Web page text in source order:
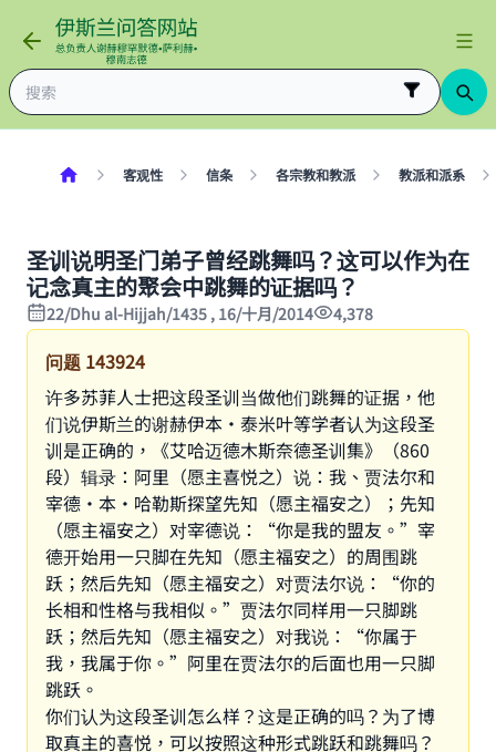
客观性 信条 各宗教和教派 教派和派系
圣训说明圣门弟子曾经跳舞吗？这可以作为在
记念真主的聚会中跳舞的证据吗？
22/Dhu al-Hijjah/1435 , 16/十月/2014 4,378
问题 143924
许多苏菲人士把这段圣训当做他们跳舞的证据，他
们说伊斯兰的谢赫伊本·泰米叶等学者认为这段圣
训是正确的，《艾哈迈德木斯奈德圣训集》（860
段）辑录：阿里（愿主喜悦之）说：我、贾法尔和
宰德·本·哈勒斯探望先知（愿主福安之）；先知
（愿主福安之）对宰德说：“你是我的盟友。”宰
德开始用一只脚在先知（愿主福安之）的周围跳
跃；然后先知（愿主福安之）对贾法尔说：“你的
长相和性格与我相似。”贾法尔同样用一只脚跳
跃；然后先知（愿主福安之）对我说：“你属于
我，我属于你。”阿里在贾法尔的后面也用一只脚
跳跃。
你们认为这段圣训怎么样？这是正确的吗？为了博
取真主的喜悦，可以按照这种形式跳跃和跳舞吗？